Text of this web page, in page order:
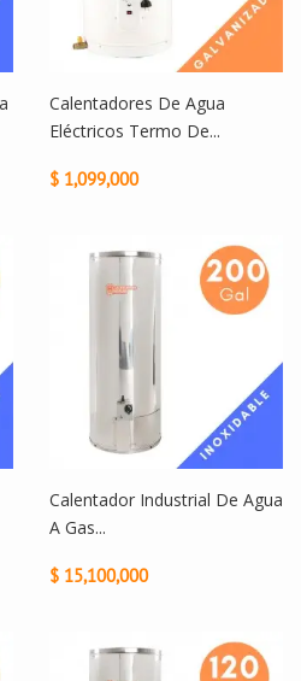
Calentadores De Agua
Eléctricos Termo De...
$ 1,099,000
Calentador Industrial De Agua
A Gas...
$ 15,100,000